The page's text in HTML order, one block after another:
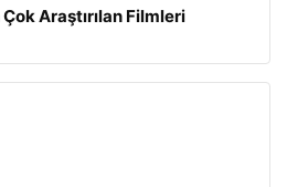
Araştırılan Filmleri